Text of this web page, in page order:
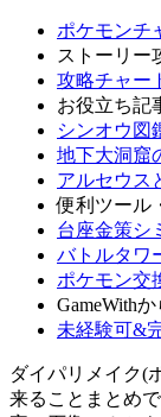
ポケモンチ
ストーリー
攻略チャー
お役立ち記
シンオウ図
地下大洞窟
アルセウス
便利ツール
台座金策シ
バトルタワ
ポケモン交
GameWith
未経験可&
ダイパリメイク(
来ることまとめ